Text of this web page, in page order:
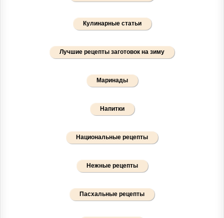
Кулинарные статьи
Лучшие рецепты заготовок на зиму
Маринады
Напитки
Национальные рецепты
Нежные рецепты
Пасхальные рецепты